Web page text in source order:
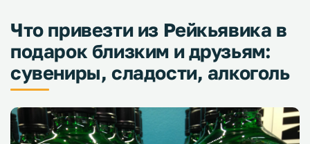
Что привезти из Рейкьявика в
подарок близким и друзьям:
сувениры, сладости, алкоголь